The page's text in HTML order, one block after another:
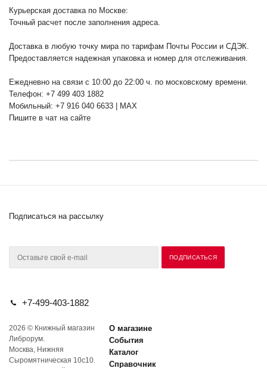
Курьерская доставка по Москве:
Точный расчет после заполнения адреса.
Доставка в любую точку мира по тарифам Почты России и СДЭК.
Предоставляется надежная упаковка и номер для отслеживания.
Ежедневно на связи с 10:00 до 22:00 ч. по московскому времени.
Телефон: +7 499 403 1882
Мобильный: +7 916 040 6633 | MAX
Пишите в чат на сайте
Подписаться на рассылку
+7-499-403-1882
2026 © Книжный магазин
Либрорум.
Москва, Нижняя
Сыромятническая 10с10.
О магазине
События
Каталог
Справочник